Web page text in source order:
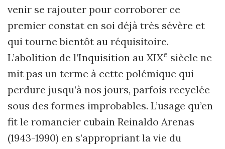
venir se rajouter pour corroborer ce
premier constat en soi déjà très sévère et
qui tourne bientôt au réquisitoire.
L’abolition de l’Inquisition au XIXe siècle ne
mit pas un terme à cette polémique qui
perdure jusqu’à nos jours, parfois recyclée
sous des formes improbables. L’usage qu’en
fit le romancier cubain Reinaldo Arenas
(1943-1990) en s’appropriant la vie du